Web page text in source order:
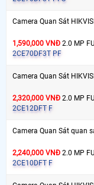
Camera Quan Sát
1,590,000 VNĐ 2.0 MP
2CE70DF3T PF
Camera Quan Sát
2,320,000 VNĐ 2.0 MP
2CE12DFT F
Camera Quan Sát quan
2,240,000 VNĐ 2.0 MP
2CE10DFT F